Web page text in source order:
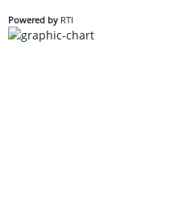
Powered by RTI